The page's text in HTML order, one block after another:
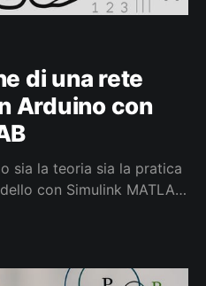
di una rete
Arduino con
sia la teoria sia la pratica
con Simulink MATLAB
con NNTOOL. Dopo averlo
di pratica non ci resterà